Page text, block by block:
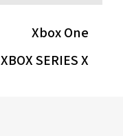
Xbox One
XBOX SERIES X